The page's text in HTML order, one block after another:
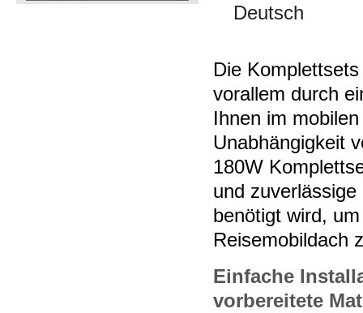
Deutsch
Die
vorallem durch
Ihnen im
Unabhängigkeit
180W
und
benötigt wird,
Reisemobildach
Einfache
vorbereitete